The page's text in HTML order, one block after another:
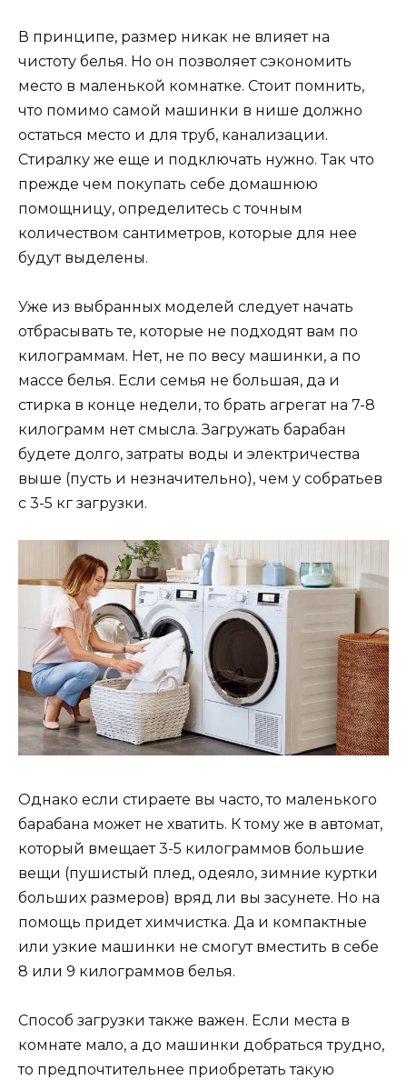
В принципе, размер никак не влияет на
чистоту белья. Но он позволяет сэкономить
место в маленькой комнатке. Стоит помнить,
что помимо самой машинки в нише должно
остаться место и для труб, канализации.
Стиралку же еще и подключать нужно. Так что
прежде чем покупать себе домашнюю
помощницу, определитесь с точным
количеством сантиметров, которые для нее
будут выделены.
Уже из выбранных моделей следует начать
отбрасывать те, которые не подходят вам по
килограммам. Нет, не по весу машинки, а по
массе белья. Если семья не большая, да и
стирка в конце недели, то брать агрегат на 7-8
килограмм нет смысла. Загружать барабан
будете долго, затраты воды и электричества
выше (пусть и незначительно), чем у собратьев
с 3-5 кг загрузки.
Однако если стираете вы часто, то маленького
барабана может не хватить. К тому же в автомат,
который вмещает 3-5 килограммов большие
вещи (пушистый плед, одеяло, зимние куртки
больших размеров) вряд ли вы засунете. Но на
помощь придет химчистка. Да и компактные
или узкие машинки не смогут вместить в себе
8 или 9 килограммов белья.
Способ загрузки также важен. Если места в
комнате мало, а до машинки добраться трудно,
то предпочтительнее приобретать такую